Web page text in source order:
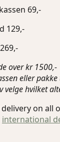
69,-
129,-
over kr
eller
velge hvilket
on all
international